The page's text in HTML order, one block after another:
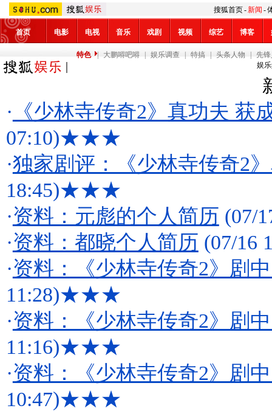
搜狐首页-新闻 -
首页 电影 电视 音乐 戏剧 视频 综艺 博客
特色 大鹏嘚吧嘚 娱乐调查 特搞 头条人物
先
娱
· 《少林寺传奇2》真功夫 获
07:10)★★★
·独家剧评：《少林寺传奇2
18:45)★★★
·资料：元彪的个人简历 (07/
·资料：都晓个人简历 (07/16
·资料：《少林寺传奇2》剧
11:28)★★★
·资料：《少林寺传奇2》剧
11:16)★★★
·资料：《少林寺传奇2》剧
10:47)★★★